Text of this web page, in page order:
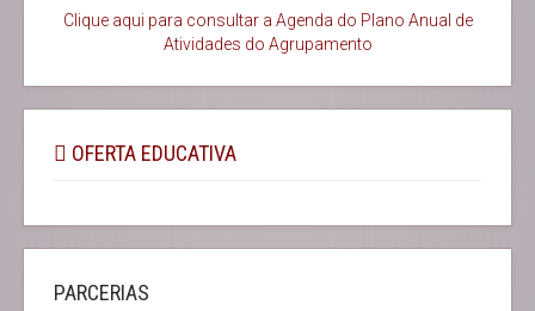
Clique aqui para consultar a Agenda do Plano Anual de
Atividades do Agrupamento
OFERTA EDUCATIVA
PARCERIAS